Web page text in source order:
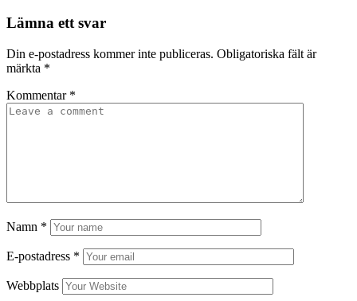
Lämna ett svar
Din e-postadress kommer inte publiceras. Obligatoriska fält är
märkta *
Kommentar *
Namn *
E-postadress *
Webbplats